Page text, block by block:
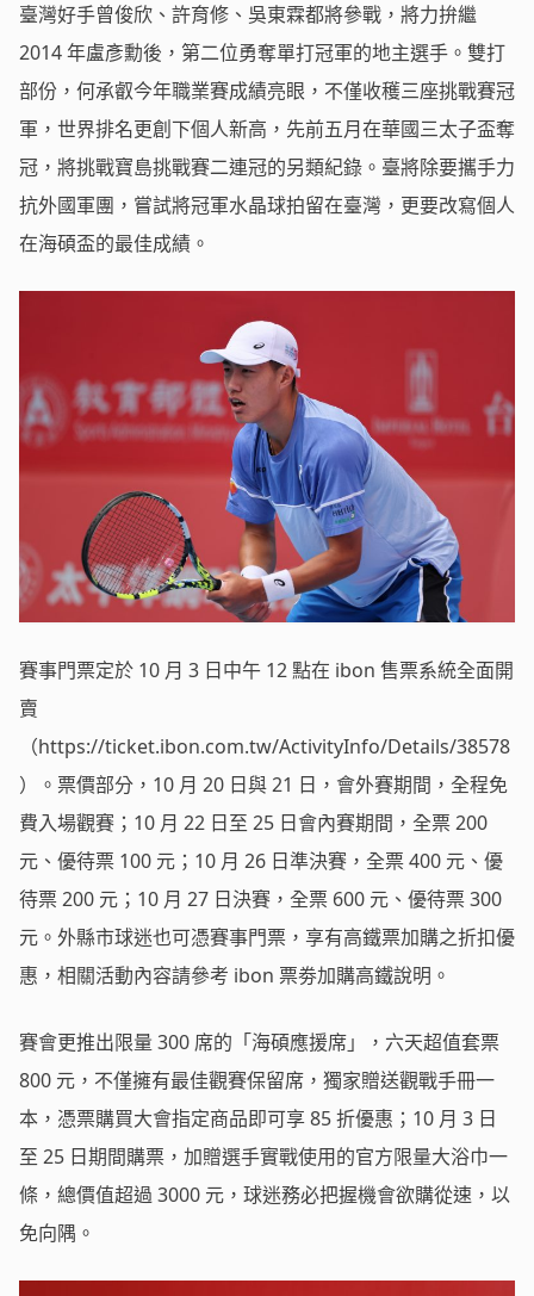
臺灣好手曾俊欣、許育修、吳東霖都將參戰，將力拚繼
2014 年盧彥勳後，第二位勇奪單打冠軍的地主選手。雙打
部份，何承叡今年職業賽成績亮眼，不僅收穫三座挑戰賽冠
軍，世界排名更創下個人新高，先前五月在華國三太子盃奪
冠，將挑戰寶島挑戰賽二連冠的另類紀錄。臺將除要攜手力
抗外國軍團，嘗試將冠軍水晶球拍留在臺灣，更要改寫個人
在海碩盃的最佳成績。
賽事門票定於 10 月 3 日中午 12 點在 ibon 售票系統全面開
賣
（https://ticket.ibon.com.tw/ActivityInfo/Details/38578
）。票價部分，10 月 20 日與 21 日，會外賽期間，全程免
費入場觀賽；10 月 22 日至 25 日會內賽期間，全票 200
元、優待票 100 元；10 月 26 日準決賽，全票 400 元、優
待票 200 元；10 月 27 日決賽，全票 600 元、優待票 300
元。外縣市球迷也可憑賽事門票，享有高鐵票加購之折扣優
惠，相關活動內容請參考 ibon 票劵加購高鐵說明。
賽會更推出限量 300 席的「海碩應援席」，六天超值套票
800 元，不僅擁有最佳觀賽保留席，獨家贈送觀戰手冊一
本，憑票購買大會指定商品即可享 85 折優惠；10 月 3 日
至 25 日期間購票，加贈選手實戰使用的官方限量大浴巾一
條，總價值超過 3000 元，球迷務必把握機會欲購從速，以
免向隅。